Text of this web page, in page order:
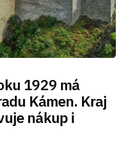
1929 má
Kámen. Kraj
nákup i